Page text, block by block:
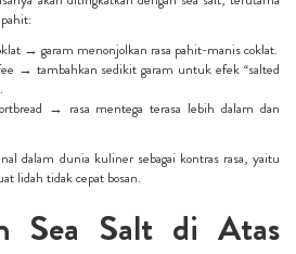
→ garam menonjolkan rasa pahit-manis coklat.
→ tambahkan sedikit garam untuk efek “salted
→ rasa mentega terasa lebih dalam dan
dalam dunia kuliner sebagai kontras rasa, yaitu
lidah tidak cepat bosan.
Sea Salt di Atas